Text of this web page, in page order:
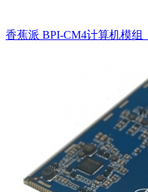
香蕉派 BPI-CM4计算机模组